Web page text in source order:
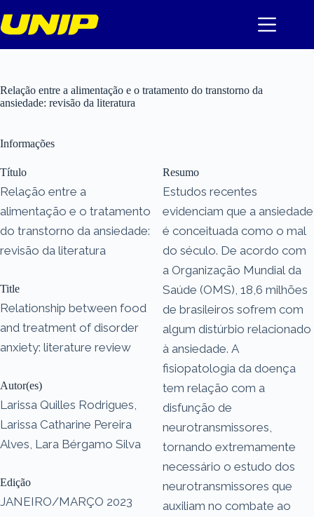
para
o
Relação entre a alimentação e o tratamento do transtorno da
ansiedade: revisão da literatura
Informações
Título
Relação entre a
alimentação e o tratamento
do transtorno da ansiedade:
revisão da literatura
Title
Relationship between food
and treatment of disorder
anxiety: literature review
Autor(es)
Larissa Quilles Rodrigues,
Larissa Catharine Pereira
Alves, Lara Bérgamo Silva
Edição
JANEIRO/MARÇO 2023
Resumo
Estudos recentes
evidenciam que a ansiedade
é conceituada como o mal
do século. De acordo com
a Organização Mundial da
Saúde (OMS), 18,6 milhões
de brasileiros sofrem com
algum distúrbio relacionado
à ansiedade. A
fisiopatologia da doença
tem relação com a
disfunção de
neurotransmissores,
tornando extremamente
necessário o estudo dos
neurotransmissores que
auxiliam no combate ao